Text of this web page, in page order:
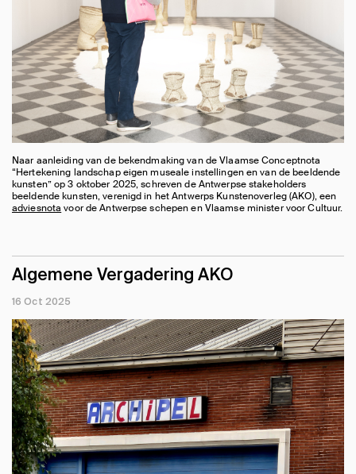
Naar aanleiding van de bekendmaking van de Vlaamse Conceptnota
“Hertekening landschap eigen museale instellingen en van de beeldende
kunsten” op 3 oktober 2025, schreven de Antwerpse stakeholders
beeldende kunsten, verenigd in het Antwerps Kunstenoverleg (AKO), een
adviesnota voor de Antwerpse schepen en Vlaamse minister voor Cultuur.
Algemene Vergadering AKO
16 Oct 2025